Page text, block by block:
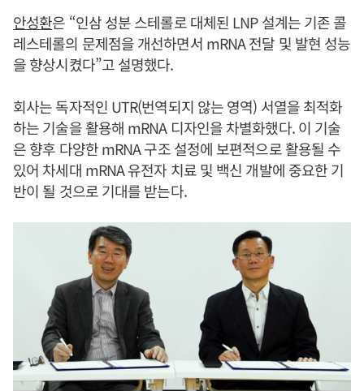
안성환은 “인삼 성분 스테롤로 대체된 LNP 설계는 기존 콜
레스테롤의 문제점을 개선하면서 mRNA 전달 및 발현 성능
을 향상시켰다”고 설명했다.
회사는 독자적인 UTR(번역되지 않는 영역) 서열을 최적화
하는 기술을 활용해 mRNA 디자인을 차별화했다. 이 기술
은 향후 다양한 mRNA 구조 설정에 보편적으로 활용될 수
있어 차세대 mRNA 유전자 치료 및 백신 개발에 중요한 기
반이 될 것으로 기대를 받는다.